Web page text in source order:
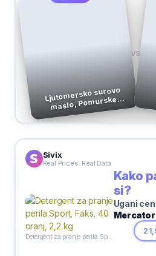
Ljutomersko surovo
maslo, Pomurske
mlekarne (250 g)
VS
Sivix
Real Prices. Real Data
Detergent za pranje perila Sport, Faks, 40 pranj, 2,2 kg
Kako
si?
Ugani
Mercator